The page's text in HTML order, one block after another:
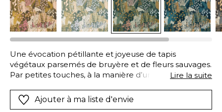
Une évocation pétillante et joyeuse de tapis
végétaux parsemés de bruyère et de fleurs sauvages.
Par petites touches, à la manière d’une toile
peintre et chante les couleurs d’un jardin bucolique
merveilleux. Certains détails de ce tableau floral sont
Lire la suite
Ajouter à ma liste d'envie